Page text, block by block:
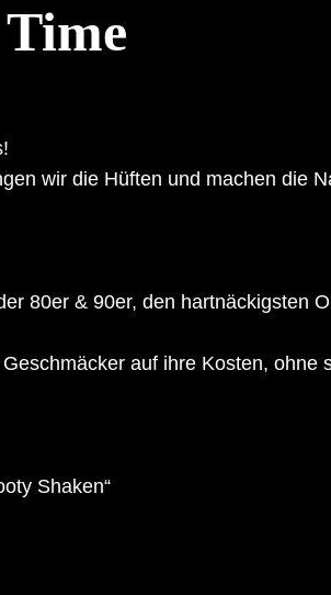
wir die Hüften und machen die
80er & 90er, den hartnäckigsten
auf ihre Kosten,
Shaken“